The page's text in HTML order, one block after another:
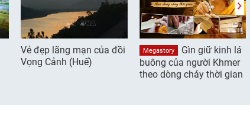
Vẻ đẹp lãng mạn của đồi
Vọng Cảnh (Huế)
Megastory
Gìn giữ kinh lá
buông của người Khmer
theo dòng chảy thời gian